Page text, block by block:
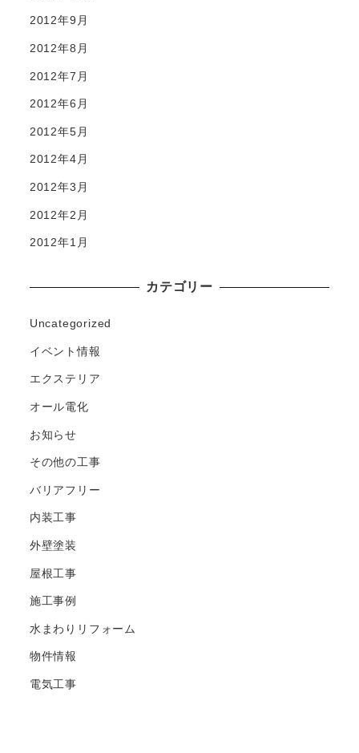
2012年9月
2012年8月
2012年7月
2012年6月
2012年5月
2012年4月
2012年3月
2012年2月
2012年1月
カテゴリー
Uncategorized
イベント情報
エクステリア
オール電化
お知らせ
その他の工事
バリアフリー
内装工事
外壁塗装
屋根工事
施工事例
水まわりリフォーム
物件情報
電気工事